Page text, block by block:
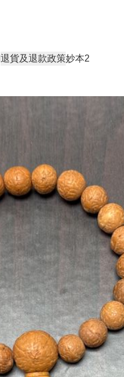
退貨及退款政策妙本2